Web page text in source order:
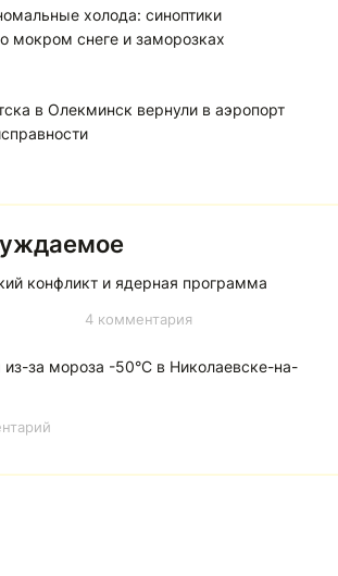
холода: синоптики
мокром снеге и заморозках
в Олекминск вернули в аэропорт
конфликт и ядерная программа
4 комментария
за мороза -50°C в Николаевске-на-